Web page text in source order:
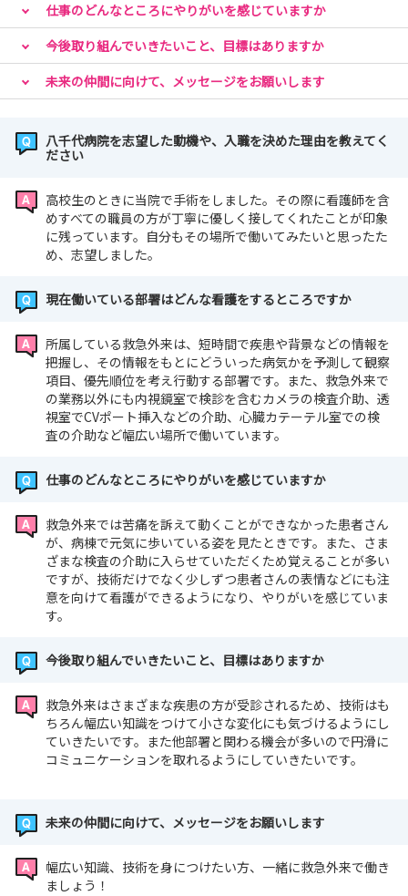
仕事のどんなところにやりがいを感じていますか
今後取り組んでいきたいこと、目標はありますか
未来の仲間に向けて、メッセージをお願いします
八千代病院を志望した動機や、入職を決めた理由を教えてく
ださい
高校生のときに当院で手術をしました。その際に看護師を含
めすべての職員の方が丁寧に優しく接してくれたことが印象
に残っています。自分もその場所で働いてみたいと思ったた
め、志望しました。
現在働いている部署はどんな看護をするところですか
所属している救急外来は、短時間で疾患や背景などの情報を
把握し、その情報をもとにどういった病気かを予測して観察
項目、優先順位を考え行動する部署です。また、救急外来で
の業務以外にも内視鏡室で検診を含むカメラの検査介助、透
視室でCVポート挿入などの介助、心臓カテーテル室での検
査の介助など幅広い場所で働いています。
仕事のどんなところにやりがいを感じていますか
救急外来では苦痛を訴えて動くことができなかった患者さん
が、病棟で元気に歩いている姿を見たときです。また、さま
ざまな検査の介助に入らせていただくため覚えることが多い
ですが、技術だけでなく少しずつ患者さんの表情などにも注
意を向けて看護ができるようになり、やりがいを感じていま
す。
今後取り組んでいきたいこと、目標はありますか
救急外来はさまざまな疾患の方が受診されるため、技術はも
ちろん幅広い知識をつけて小さな変化にも気づけるようにし
ていきたいです。また他部署と関わる機会が多いので円滑に
コミュニケーションを取れるようにしていきたいです。
未来の仲間に向けて、メッセージをお願いします
幅広い知識、技術を身につけたい方、一緒に救急外来で働き
ましょう！